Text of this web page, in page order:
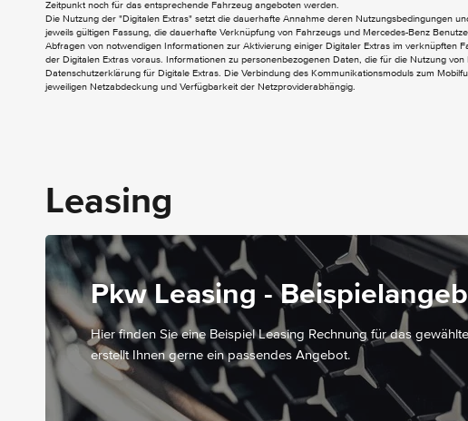
Colorverglasung im Fond - Schwarzglas
Elektr. Betätigung für Schiebetür links
Aktiver Feststeller Schiebetür
Aussenspiegel elektrisch heranklappbar
und
INTERIEUR
Klimaanlage halbautom. geregelt -
TEMPMATIC im Fond
Airbag Beifahrer
Armlehnen für Bestuhlung im Fahrgastraum
Befestigungspunkte im Dachrahmen
Beifahrersitz Zweisitzer
Haltegriffe für Einstieg Fahrer und Beifahrer
Haltegriff im Fond
Innenraumleuchte(n) im Fond
Innenverkleidung gehobene Ausführung
Klimazone 1 (kalt/komfort)
Stoff
Zeitpunkt noch für das entsprechende Fahrzeug angeboten werden.
Die Nutzung der "Digitalen Extras" setzt die dauerhafte Annahme deren Nutzungsbedingungen
jeweils gültigen Fassung, die dauerhafte Verknüpfung von Fahrzeugs und Mercedes-Benz
Abfragen von notwendigen Informationen zur Aktivierung einiger Digitaler Extras im verknüpften
der Digitalen Extras voraus. Informationen zu personenbezogenen Daten, die für die Nutzung
Datenschutzerklärung für Digitale Extras. Die Verbindung des Kommunikationsmoduls zum
jeweiligen Netzabdeckung und Verfügbarkeit der Netzproviderabhängig.
Leasing
Pkw Leasing -
Hier finden Sie eine Beispiel Leasing Rechnung für das
erstellt Ihnen gerne ein passendes Angebot.